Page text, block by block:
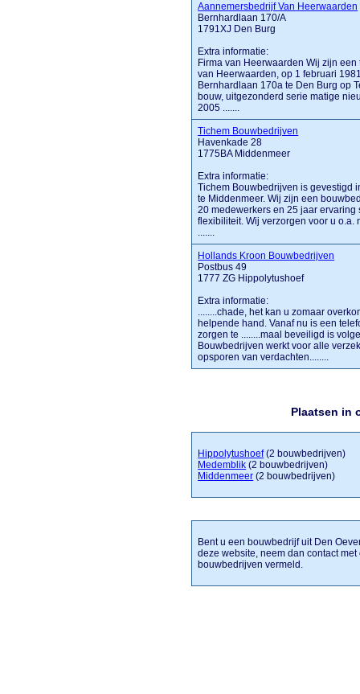
Aannemersbedrijf Van Heerwaarden
Bernhardlaan 170/A
1791XJ Den Burg
Extra informatie:
Firma van Heerwaarden Wij zijn
van Heerwaarden, op 1 februari
Bernhardlaan 170a te Den Burg op
bouw, uitgezonderd serie matige
2005 .......
Tichem Bouwbedrijven
Havenkade 28
1775BA Middenmeer
Extra informatie:
Tichem Bouwbedrijven is gevestigd
te Middenmeer. Wij zijn een
20 medewerkers en 25 jaar
flexibiliteit. Wij verzorgen voor u
.......
Hollands Kroon Bouwbedrijven
Postbus 49
1777 ZG Hippolytushoef
Extra informatie:
........chade, het kan u zomaar
helpende hand. Vanaf nu is een
zorgen te ........maal beveiligd is
Bouwbedrijven werkt voor alle
opsporen van verdachten........
Plaatsen in
Hippolytushoef(2 bouwbedrijven)
Medemblik (2 bouwbedrijven)
Middenmeer (2 bouwbedrijven)
Bent u een bouwbedrijf uit Den
deze website, neem dan contact
bouwbedrijven vermeld.